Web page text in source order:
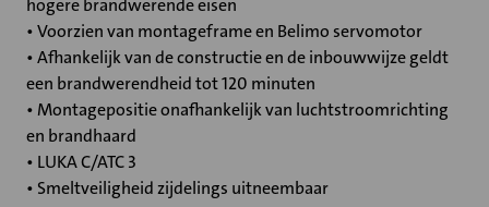
hogere brandwerende eisen
• Voorzien van montageframe en Belimo servomotor
• Afhankelijk van de constructie en de inbouwwijze geldt
een brandwerendheid tot 120 minuten
• Montagepositie onafhankelijk van luchtstroomrichting
en brandhaard
• LUKA C/ATC 3
• Smeltveiligheid zijdelings uitneembaar